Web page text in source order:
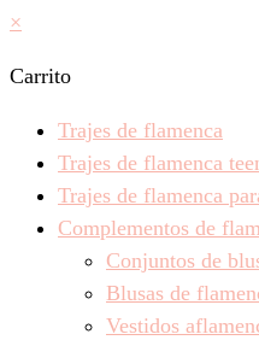
×
Carrito
Trajes de flamenca
Trajes de flamenca
Trajes de flamenca
Complementos de
Conjuntos de
Blusas de
Vestidos